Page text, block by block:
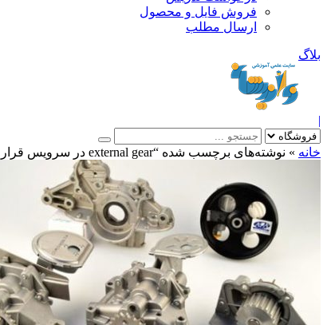
فروش فایل و محصول
ارسال مطلب
بلاگ
|
خانه » نوشته‌های برچسب شده “external gear در سرويس قرار دان پمپهاي”